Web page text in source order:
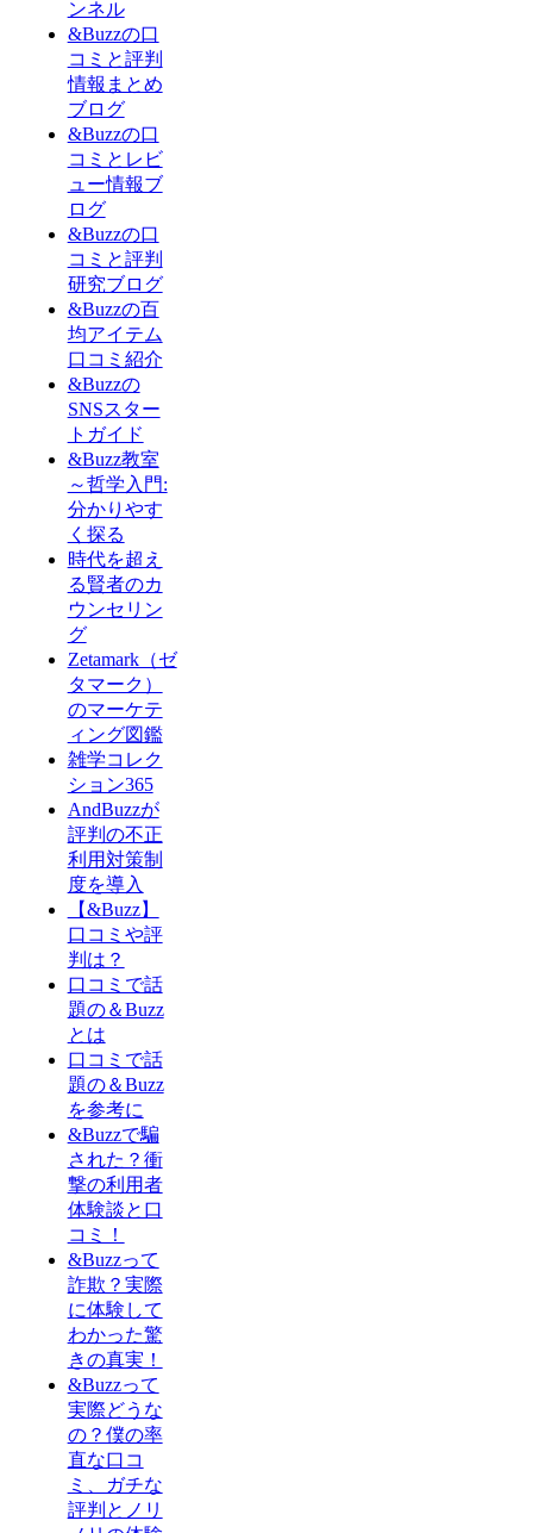
ンネル
&Buzzの口
コミと評判
情報まとめ
ブログ
&Buzzの口
コミとレビ
ュー情報ブ
ログ
&Buzzの口
コミと評判
研究ブログ
&Buzzの百
均アイテム
口コミ紹介
&Buzzの
SNSスター
トガイド
&Buzz教室
～哲学入門:
分かりやす
く探る
時代を超え
る賢者のカ
ウンセリン
グ
Zetamark（ゼ
タマーク）
のマーケテ
ィング図鑑
雑学コレク
ション365
AndBuzzが
評判の不正
利用対策制
度を導入
【&Buzz】
口コミや評
判は？
口コミで話
題の＆Buzz
とは
口コミで話
題の＆Buzz
を参考に
&Buzzで騙
された？衝
撃の利用者
体験談と口
コミ！
&Buzzって
詐欺？実際
に体験して
わかった驚
きの真実！
&Buzzって
実際どうな
の？僕の率
直な口コ
ミ、ガチな
評判とノリ